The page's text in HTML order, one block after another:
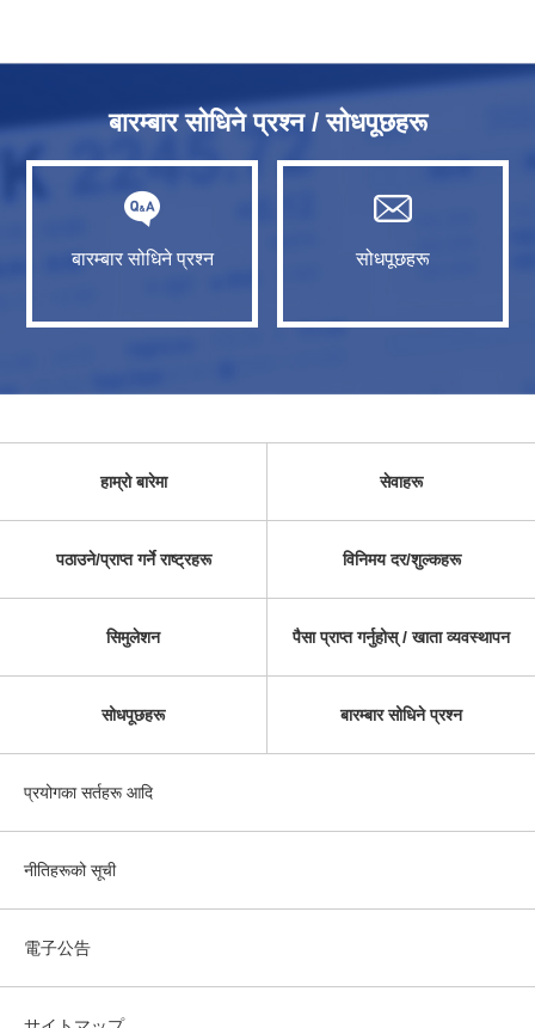
बारम्बार सोधिने प्रश्न / सोधपूछहरू
बारम्बार सोधिने प्रश्न सोधपूछहरू
हाम्रो बारेमा सेवाहरू
पठाउने/प्राप्त गर्ने राष्ट्रहरू विनिमय दर/शुल्कहरू
सिमुलेशन पैसा प्राप्त गर्नुहोस् / खाता व्यवस्थापन
सोधपूछहरू बारम्बार सोधिने प्रश्न
प्रयोगका सर्तहरू आदि
नीतिहरूको सूची
電子公告